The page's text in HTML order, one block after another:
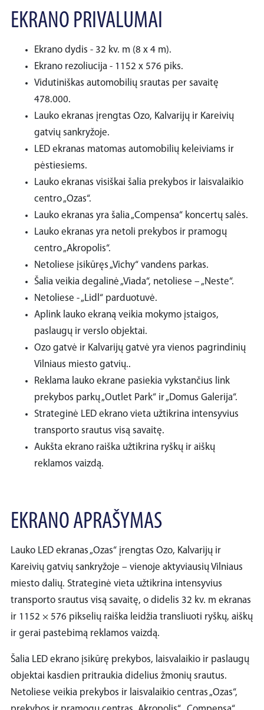
EKRANO PRIVALUMAI
Ekrano dydis - 32 kv. m (8 x 4 m).
Ekrano rezoliucija - 1152 x 576 piks.
Vidutiniškas automobilių srautas per savaitę
478.000.
Lauko ekranas įrengtas Ozo, Kalvarijų ir Kareivių
gatvių sankryžoje.
LED ekranas matomas automobilių keleiviams ir
pėstiesiems.
Lauko ekranas visiškai šalia prekybos ir laisvalaikio
centro „Ozas“.
Lauko ekranas yra šalia „Compensa“ koncertų salės.
Lauko ekranas yra netoli prekybos ir pramogų
centro „Akropolis“.
Netoliese įsikūręs „Vichy“ vandens parkas.
Šalia veikia degalinė „Viada“, netoliese – „Neste“.
Netoliese - „Lidl“ parduotuvė.
Aplink lauko ekraną veikia mokymo įstaigos,
paslaugų ir verslo objektai.
Ozo gatvė ir Kalvarijų gatvė yra vienos pagrindinių
Vilniaus miesto gatvių..
Reklama lauko ekrane pasiekia vykstančius link
prekybos parkų „Outlet Park“ ir „Domus Galerija“.
Strateginė LED ekrano vieta užtikrina intensyvius
transporto srautus visą savaitę.
Aukšta ekrano raiška užtikrina ryškų ir aiškų
reklamos vaizdą.
EKRANO APRAŠYMAS
Lauko LED ekranas „Ozas“ įrengtas Ozo, Kalvarijų ir
Kareivių gatvių sankryžoje – vienoje aktyviausių Vilniaus
miesto dalių. Strateginė vieta užtikrina intensyvius
transporto srautus visą savaitę, o didelis 32 kv. m ekranas
ir 1152 × 576 pikselių raiška leidžia transliuoti ryškų, aiškų
ir gerai pastebimą reklamos vaizdą.
Šalia LED ekrano įsikūrę prekybos, laisvalaikio ir paslaugų
objektai kasdien pritraukia didelius žmonių srautus.
Netoliese veikia prekybos ir laisvalaikio centras „Ozas“,